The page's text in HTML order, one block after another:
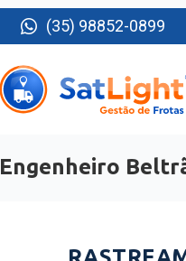
(35) 98852-0899
Engenheiro